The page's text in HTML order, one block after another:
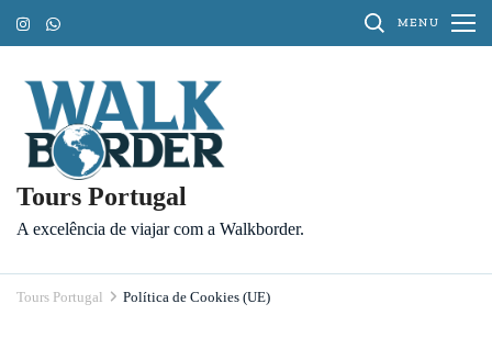
Pular
para
conteúdo
(Pressione
MENU
Tours Portugal
A excelência de viajar com a Walkborder.
Tours Portugal Política de Cookies (UE)